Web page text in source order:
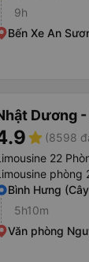
9h
Bến Xe An
Dương
star (8598
22
phòng
Bình Hưng
5h10m
Văn phòng